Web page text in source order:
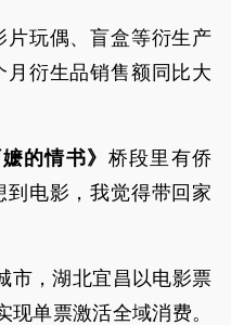
片玩偶、盲盒等衍生产
衍生品销售额同比大
嬷的情书》 桥段里有侨
电影，我觉得带回家
市，湖北宜昌以电影票
现单票激活全域消费。